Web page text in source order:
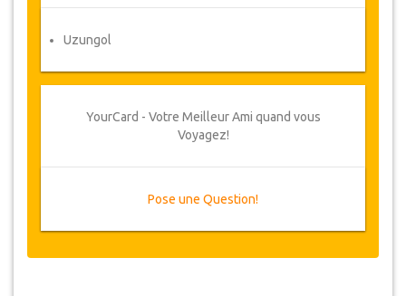
Uzungol
YourCard - Votre Meilleur Ami quand vous
Voyagez!
Pose une Question!